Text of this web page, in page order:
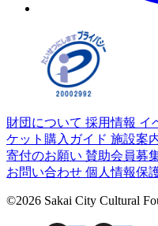
財団について 採用情報 イ
ケット購入ガイド 施設案
寄付のお願い 賛助会員募
お問い合わせ 個人情報保
©2026 Sakai City Cultural